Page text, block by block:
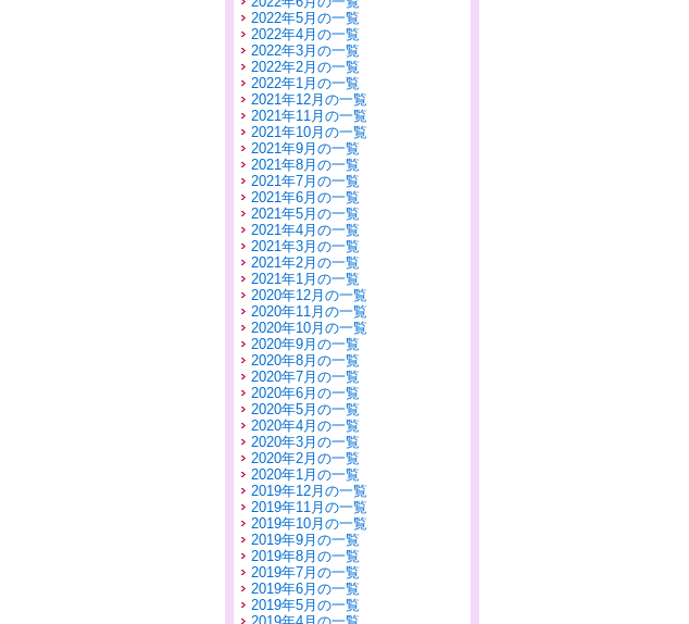
2022年5月の一覧
2022年4月の一覧
2022年3月の一覧
2022年2月の一覧
2022年1月の一覧
2021年12月の一覧
2021年11月の一覧
2021年10月の一覧
2021年9月の一覧
2021年8月の一覧
2021年7月の一覧
2021年6月の一覧
2021年5月の一覧
2021年4月の一覧
2021年3月の一覧
2021年2月の一覧
2021年1月の一覧
2020年12月の一覧
2020年11月の一覧
2020年10月の一覧
2020年9月の一覧
2020年8月の一覧
2020年7月の一覧
2020年6月の一覧
2020年5月の一覧
2020年4月の一覧
2020年3月の一覧
2020年2月の一覧
2020年1月の一覧
2019年12月の一覧
2019年11月の一覧
2019年10月の一覧
2019年9月の一覧
2019年8月の一覧
2019年7月の一覧
2019年6月の一覧
2019年5月の一覧